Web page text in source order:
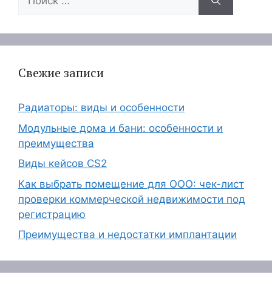
Свежие записи
Радиаторы: виды и особенности
Модульные дома и бани: особенности и
преимущества
Виды кейсов CS2
Как выбрать помещение для ООО: чек-лист
проверки коммерческой недвижимости под
регистрацию
Преимущества и недостатки имплантации